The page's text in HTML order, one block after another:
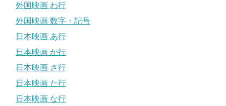
外国映画 わ行
外国映画 数字・記号
日本映画 あ行
日本映画 か行
日本映画 さ行
日本映画 た行
日本映画 な行